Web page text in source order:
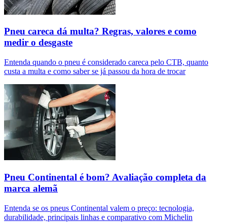
Pneu careca dá multa? Regras, valores e como
medir o desgaste
Entenda quando o pneu é considerado careca pelo CTB, quanto
custa a multa e como saber se já passou da hora de trocar
Pneu Continental é bom? Avaliação completa da
marca alemã
Entenda se os pneus Continental valem o preço: tecnologia,
durabilidade, principais linhas e comparativo com Michelin